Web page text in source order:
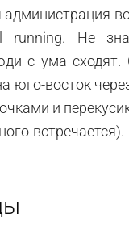
Не
с ума
юго-восток
и